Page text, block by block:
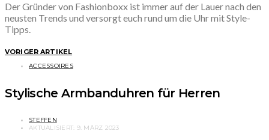
Der Gründer von Fashionboxx ist immer auf der Lauer nach den
neusten Trends und versorgt euch rund um die Uhr mit Style-
Tipps.
VORIGER ARTIKEL
ACCESSOIRES
Stylische Armbanduhren für Herren
STEFFEN
AKTUALISIERT: 9. MÄRZ 2023